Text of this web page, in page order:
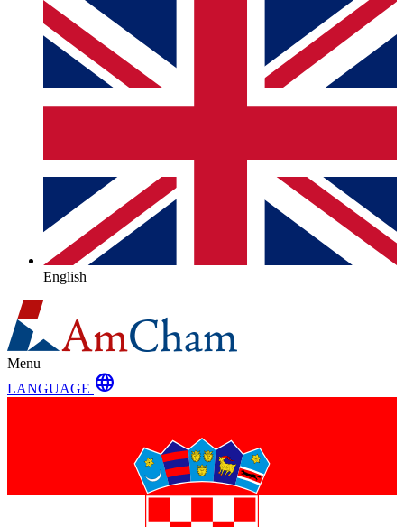
English
Menu
LANGUAGE language